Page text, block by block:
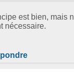
est bien, mais
nécessaire.